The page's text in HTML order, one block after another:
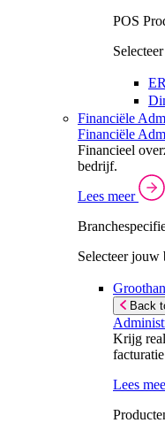
POS
Financiële
Financiële
Financieel
bedrijf.
Lees meer
Selecteer jouw
Back
Krijg
Lees